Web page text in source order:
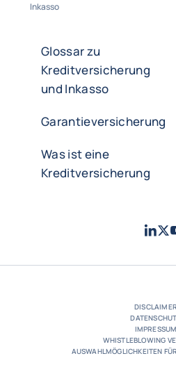
Inkasso
Glossar zu
Kreditversicherung
und Inkasso
Garantieversicherung
Was ist eine
Kreditversicherung
DISCLAIMER
IMPRESSUM
WHISTLEBLOWING
AUSWAHLMÖGLICHKEITEN